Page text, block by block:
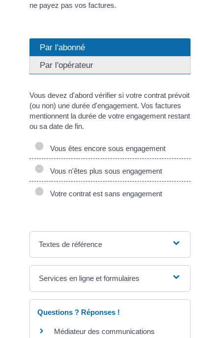
ne payez pas vos factures.
Par l'abonné
Par l'opérateur
Vous devez d'abord vérifier si votre contrat prévoit
(ou non) une durée d'engagement. Vos factures
mentionnent la durée de votre engagement restant
ou sa date de fin.
Vous êtes encore sous engagement
Vous n'êtes plus sous engagement
Votre contrat est sans engagement
Textes de référence
Services en ligne et formulaires
Questions ? Réponses !
Médiateur des communications